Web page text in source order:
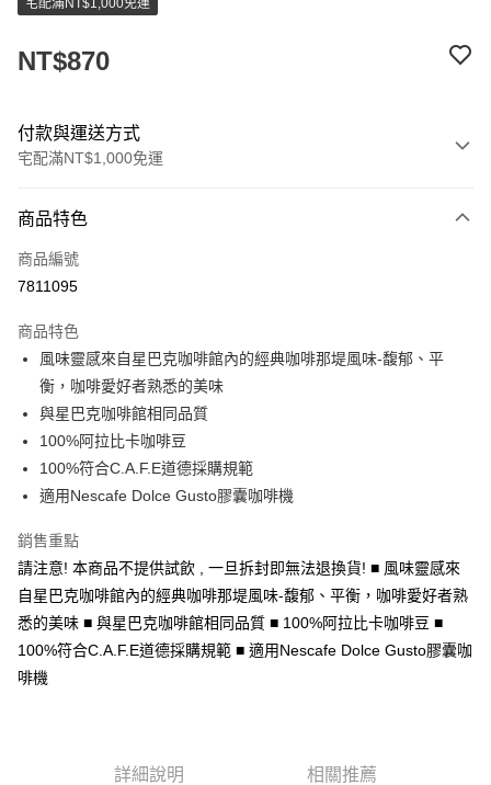
宅配滿NT$1,000免運
NT$870
付款與運送方式
宅配滿NT$1,000免運
信用卡一次付款
LINE Pay
悠遊付
ATM付款
運送方式
貨到付現給宅配司機 (大家電需貨到付款服務 請電洽0977103621)
商品特色
商品編號
7811095
商品特色
風味靈感來自星巴克咖啡館內的經典咖啡那堤風味-馥郁、平
衡，咖啡愛好者熟悉的美味
與星巴克咖啡館相同品質
100%阿拉比卡咖啡豆
100%符合C.A.F.E道德採購規範
適用Nescafe Dolce Gusto膠囊咖啡機
銷售重點
請注意! 本商品不提供試飲 , 一旦拆封即無法退換貨! ■ 風味靈感來
自星巴克咖啡館內的經典咖啡那堤風味-馥郁、平衡，咖啡愛好者熟
悉的美味 ■ 與星巴克咖啡館相同品質 ■ 100%阿拉比卡咖啡豆 ■
100%符合C.A.F.E道德採購規範 ■ 適用Nescafe Dolce Gusto膠囊咖
啡機
詳細說明 相關推薦